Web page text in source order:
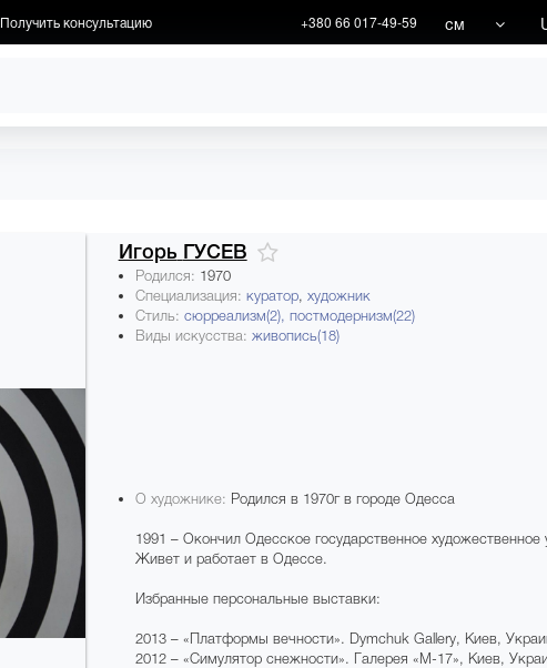
Получить консультацию +380 66 017-49-59 см
Игорь ГУСЕВ
Родился: 1970
Специализация: куратор, художник
Стиль: сюрреализм(2), постмодернизм(22)
Виды искусства: живопись(18)
О художнике: Родился в 1970г в городе Одесса
1991 – Окончил Одесское государственное
Живет и работает в Одессе.
Избранные персональные выставки:
2013 – «Платформы вечности». Dymchuk Gallery, Киев,
2012 – «Симулятор снежности». Галерея «М-17», Киев,